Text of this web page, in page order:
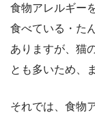
食物アレルギー
食べている・た
ありますが、猫
とも多いため、
それでは、食物